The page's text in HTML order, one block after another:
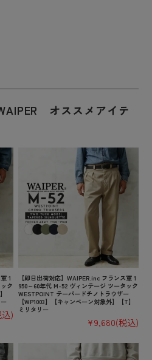
オススメアイテ
1
ク
)
【即日出荷対応】WAIPER.inc フランス軍 1
950～60年代 M-52 ヴィンテージ ツータック
WESTPOINT テーパードチノトラウザー
【WP1003】【キャンペーン対象外】【T】
ミリタリー
¥9,680(税込)